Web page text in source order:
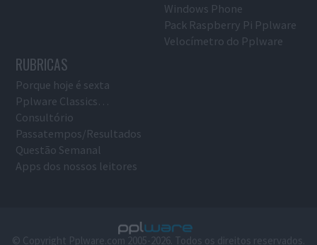
Windows Phone
Pack Raspberry Pi Pplware
Velocímetro do Pplware
RUBRICAS
Porque hoje é sexta
Pplware Classics…
Consultório
Passatempos/Resultados
Questão Semanal
Apps dos nossos leitores
© Copyright Pplware.com 2005-2026. Todos os direitos reservados.